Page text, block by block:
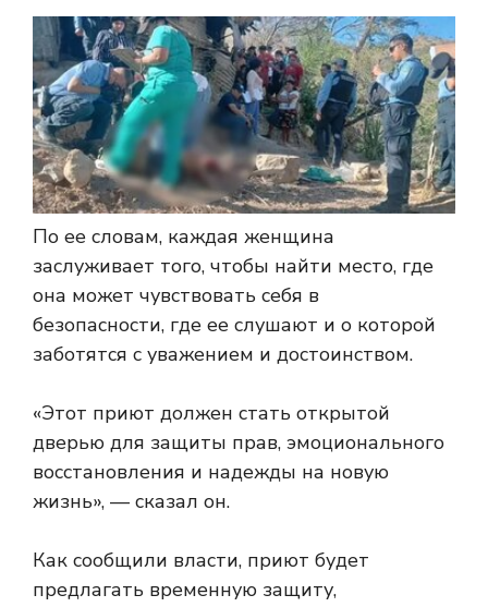
По ее словам, каждая женщина
заслуживает того, чтобы найти место, где
она может чувствовать себя в
безопасности, где ее слушают и о которой
заботятся с уважением и достоинством.
«Этот приют должен стать открытой
дверью для защиты прав, эмоционального
восстановления и надежды на новую
жизнь», — сказал он.
Как сообщили власти, приют будет
предлагать временную защиту,